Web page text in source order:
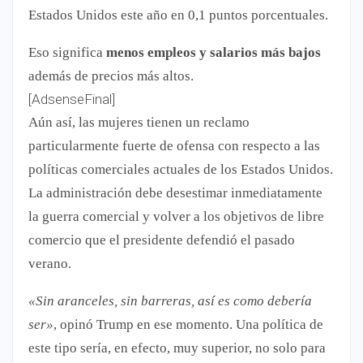
Estados Unidos este año en 0,1 puntos porcentuales.
Eso significa menos empleos y salarios más bajos
además de precios más altos.
[AdsenseFinal]
Aún así, las mujeres tienen un reclamo
particularmente fuerte de ofensa con respecto a las
políticas comerciales actuales de los Estados Unidos.
La administración debe desestimar inmediatamente
la guerra comercial y volver a los objetivos de libre
comercio que el presidente defendió el pasado
verano.
«Sin aranceles, sin barreras, así es como debería
ser», opinó Trump en ese momento. Una política de
este tipo sería, en efecto, muy superior, no solo para